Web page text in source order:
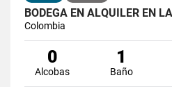
BODEGA EN ALQUILER EN
Colombia
0
Alcobas
1
Baño